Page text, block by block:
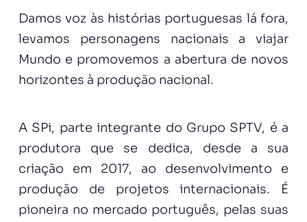
Damos voz às histórias portuguesas lá fora,
levamos personagens nacionais a viajar
Mundo e promovemos a abertura de novos
horizontes à produção nacional.
A SPi, parte integrante do Grupo SPTV, é a
produtora que se dedica, desde a sua
criação em 2017, ao desenvolvimento e
produção de projetos internacionais. É
pioneira no mercado português, pelas suas